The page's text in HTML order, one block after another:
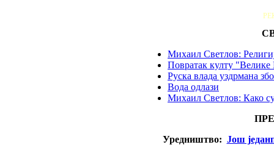
Михаил Светлов:
Повратак култу "Велике
Руска влада уздрмана
Вода одлази
Михаил Светлов: Како
Уредништво: Још